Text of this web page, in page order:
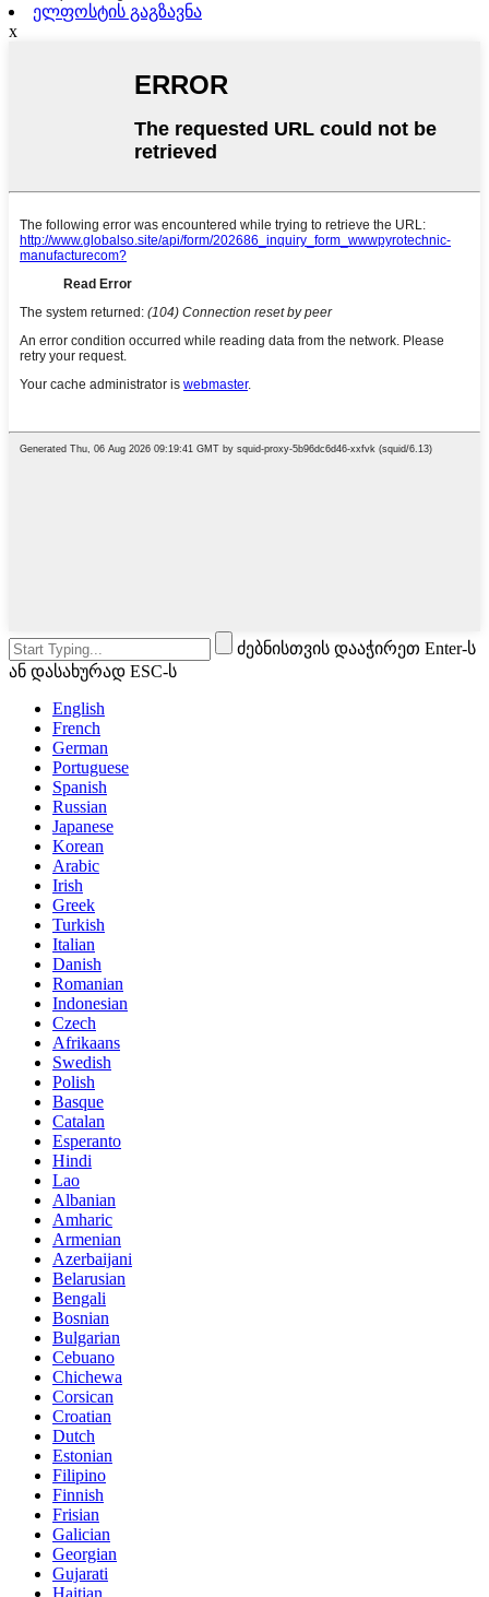
ელფოსტის გაგზავნა
x
ძებნისთვის დააჭირეთ Enter-ს
ან დასახურად ESC-ს
English
French
German
Portuguese
Spanish
Russian
Japanese
Korean
Arabic
Irish
Greek
Turkish
Italian
Danish
Romanian
Indonesian
Czech
Afrikaans
Swedish
Polish
Basque
Catalan
Esperanto
Hindi
Lao
Albanian
Amharic
Armenian
Azerbaijani
Belarusian
Bengali
Bosnian
Bulgarian
Cebuano
Chichewa
Corsican
Croatian
Dutch
Estonian
Filipino
Finnish
Frisian
Galician
Georgian
Gujarati
Haitian